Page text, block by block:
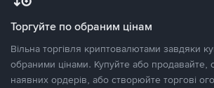
Торгуйте по обраним цінам
Вільна торгівля криптовалютами завдяки
обраними цінами. Купуйте або продавайте,
наявних ордерів, або створюйте торгові